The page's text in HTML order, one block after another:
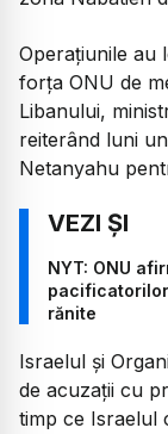
Operațiunile au
forța ONU de
Libanului,
reiterând luni
Netanyahu
NYT: ONU
rănite
Israelul și
de acuzații cu
timp ce Israelul